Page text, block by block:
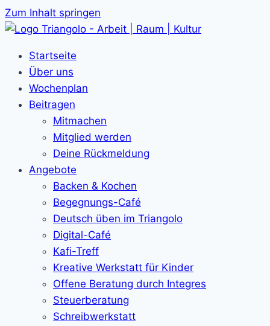
Zum Inhalt springen
Startseite
Über uns
Wochenplan
Beitragen
Mitmachen
Mitglied werden
Deine Rückmeldung
Angebote
Backen & Kochen
Begegnungs-Café
Deutsch üben im Triangolo
Digital-Café
Kafi-Treff
Kreative Werkstatt für Kinder
Offene Beratung durch Integres
Steuerberatung
Schreibwerkstatt